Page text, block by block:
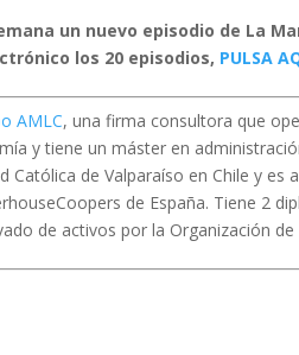
un nuevo episodio de La
los 20 episodios, PULSA
AMLC, una firma consultora que
y tiene un máster en
Católica de Valparaíso en Chile y
de España. Tiene 2
de activos por la Organización